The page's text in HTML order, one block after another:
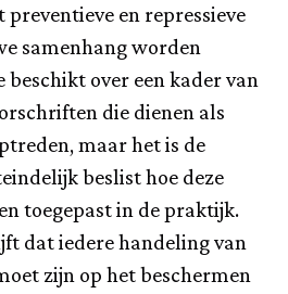
en repressieve
samenhang worden
beschikt over een kader van
die dienen als
maar het is de
beslist hoe deze
toegepast in de praktijk.
dat iedere handeling van
zijn op het beschermen